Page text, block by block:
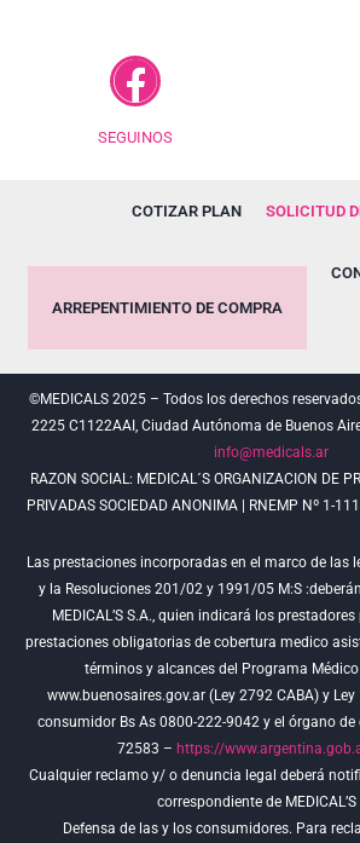
SEGUINOS
COTIZAR PLAN SOLICITUD
ARREPENTIMIENTO DE COMPRA
©MEDICALS 2025 – Todos los derechos
2225 C1122AAI, Ciudad Autónoma de Buenos
info@medicals.ar
RAZON SOCIAL: MEDICAL´S ORGANIZACION DE
PRIVADAS SOCIEDAD ANONIMA | RNEMP Nº 1-
Las prestaciones incorporadas en el marco de las
y la Resoluciones 201/02 y 1991/05 M:S
MEDICAL’S S.A., quien indicará los
prestaciones obligatorias de cobertura medico
términos y alcances del Programa
www.buenosaires.gov.ar (Ley 2792 CABA) y
consumidor Bs As 0800-222-9042 y el órgano de
72583 – https://
Cualquier reclamo y/ o denuncia legal deberá
correspondiente de MEDICAL’S
Defensa de las y los consumidores. Para